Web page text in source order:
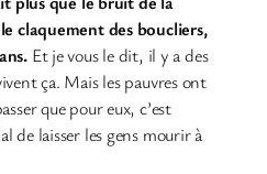
claquement des boucliers,
Et je vous le dit, il y a des
ça. Mais les pauvres ont
que pour eux, c’est
de laisser les gens mourir à